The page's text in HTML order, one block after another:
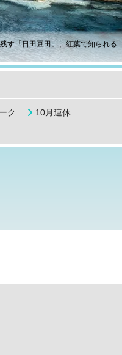
す「日田豆田」、紅葉で知られる
ク
10月連休